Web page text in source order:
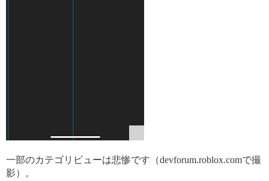
一部のカテゴリビューは悲惨です（devforum.roblox.comで撮
影）。